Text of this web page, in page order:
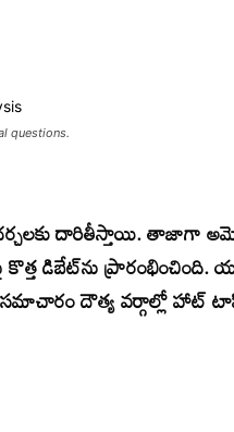
questions.
దారితీస్తాయి. తాజాగా
కొత్త డిబేట్‌ను ప్రారంభించింది.
సమాచారం దౌత్య వర్గాల్లో హాట్